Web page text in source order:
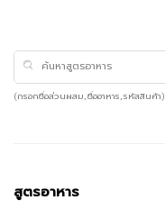
(กรอกชื่อส่วนผสม, ชื่ออาหาร, รหัสสินค้า)
สูตรอาหาร